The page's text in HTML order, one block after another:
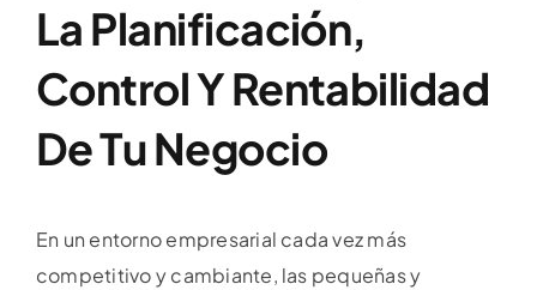
La Planificación,
Control Y Rentabilidad
De Tu Negocio
En un entorno empresarial cada vez más
competitivo y cambiante, las pequeñas y